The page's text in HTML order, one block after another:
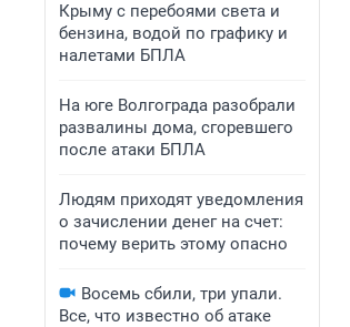
Крыму с перебоями света и
бензина, водой по графику и
налетами БПЛА
На юге Волгограда разобрали
развалины дома, сгоревшего
после атаки БПЛА
Людям приходят уведомления
о зачислении денег на счет:
почему верить этому опасно
Восемь сбили, три упали.
Все, что известно об атаке